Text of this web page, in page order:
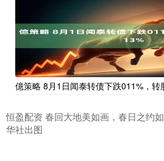
億策略 8月1日闻泰转债下跌011%，转
恒盈配资 春回大地美如画，春日之约
华社出图